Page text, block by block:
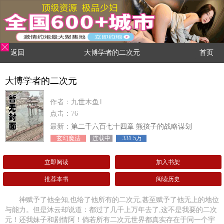
返回 大博学者的二次元 首页
大博学者的二次元
作者：九世木鱼1
点击：76
最新： 第二千六百七十四章 熊孩子的战略谋划
玄幻魔法 连载中 331.5万
立即阅读 加入书架
推荐本书 阅读历史
神赋予了他全知,也给了他所有的二次元,甚至赋予了他无上的地位
与能力。但是沐云却说道：都过了几千上万年去了,这不是我要的二次
元！还我妹子和剧情阿！倘若所有二次元世界都真实存在于同一个宇